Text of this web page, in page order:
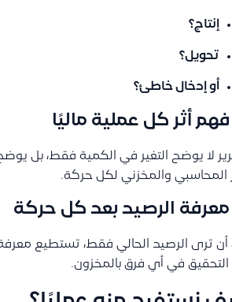
إنتاج؟
تحويل؟
أو إدخال خاطئ؟
لا يوضح التغير في الكمية فقط، بل
المحاسبي والمخزني لكل حركة.
أن ترى الرصيد الحالي فقط، تستطيع
التحقيق في أي فرق بالمخزون.